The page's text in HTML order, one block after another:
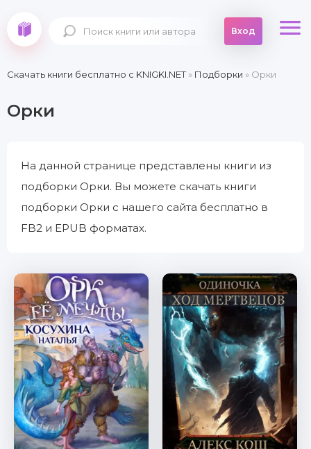
Вход
Скачать книги бесплатно c KNIGKI.NET» Подборки » Орки
Орки
На данной странице представлены книги из
подборки Орки. Вы можете скачать книги
подборки Орки с нашего сайта бесплатно в
FB2 и EPUB форматах.